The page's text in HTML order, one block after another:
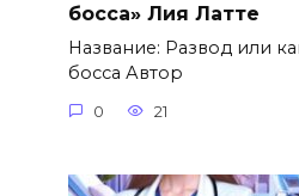
босса» Лия Латте
Название: Развод или
босса Автор
0 21